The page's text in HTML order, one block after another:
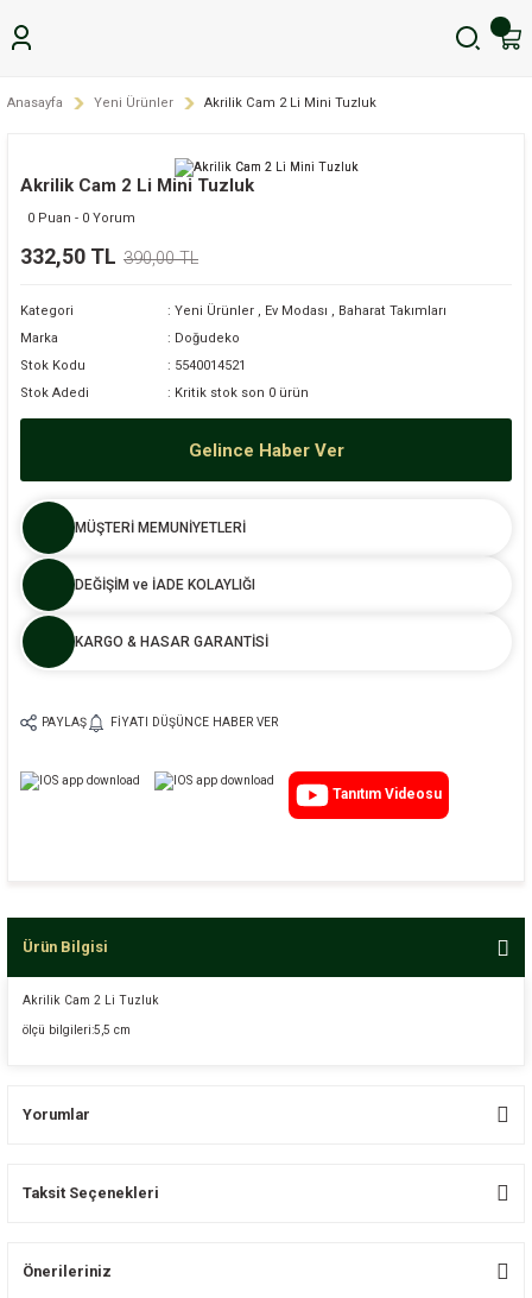
Anasayfa Yeni Ürünler Akrilik Cam 2 Li Mini Tuzluk
Akrilik Cam 2 Li Mini Tuzluk
0 Puan - 0 Yorum
332,50 TL 390,00 TL
Kategori Yeni Ürünler , Ev Modası , Baharat Takımları
Marka
Doğudeko
Stok Kodu
5540014521
Stok Adedi
Kritik stok son 0 ürün
Gelince Haber Ver
MÜŞTERİ MEMUNİYETLERİ
DEĞİŞİM ve İADE KOLAYLIĞI
KARGO & HASAR GARANTİSİ
PAYLAŞ FIYATI DÜŞÜNCE HABER VER
Tanıtım Videosu
Ürün Bilgisi
Akrilik Cam 2 Li Tuzluk
ölçü bilgileri:5,5 cm
Yorumlar
Taksit Seçenekleri
Önerileriniz